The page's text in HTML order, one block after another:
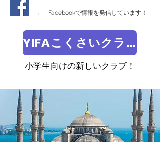
← Facebookで情報を発信しています！
YIFAこくさいクラブ
小学生向けの新しいクラブ！